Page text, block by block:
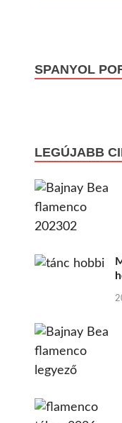
SPANYOL
LEGÚJABB